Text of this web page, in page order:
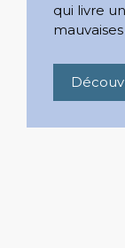
qui livre